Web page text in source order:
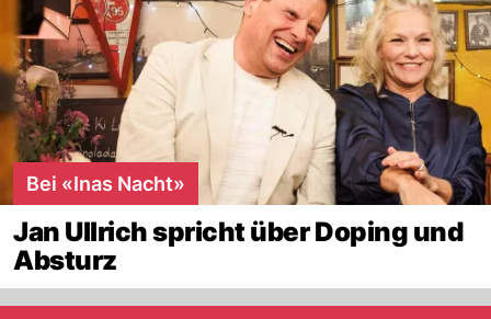
Bei «Inas Nacht»
Jan Ullrich spricht über Doping und
Absturz